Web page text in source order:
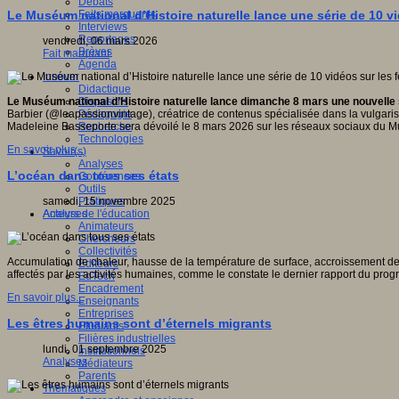
Faits marquants
Interviews
Reportages
Brèves
Agenda
Innover
Didactique
Dispositifs
Pédagogie
Recherche
Technologies
Savoir(s)
Analyses
Conférences
Outils
Pratiques
Acteurs de l'éducation
Animateurs
Chercheurs
Collectivités
Editeurs
EdTech
Encadrement
Enseignants
Entreprises
Etudiants
Filières industrielles
Institutionnels
Médiateurs
Parents
Thématiques
Le Muséum national d’Histoire naturelle lance une série de 10
vendredi, 06 mars 2026
Fait marquant
Le Muséum national d’Histoire naturelle lance dimanche 8 mars une
Barbier (@leapassionvintage), créatrice de contenus spécialisée dans la
Madeleine Basseporte sera dévoilé le 8 mars 2026 sur les réseaux sociaux du
En savoir plus...
L’océan dans tous ses états
samedi, 15 novembre 2025
Analyses
Accumulation de chaleur, hausse de la température de surface,
affectés par les activités humaines, comme le constate le dernier rapport du
En savoir plus...
Les êtres humains sont d’éternels migrants
lundi, 01 septembre 2025
Analyses